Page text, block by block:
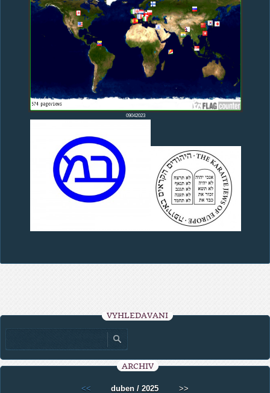
09042023
VYHLEDÁVÁNÍ
ARCHIV
<< duben / 2025 >>